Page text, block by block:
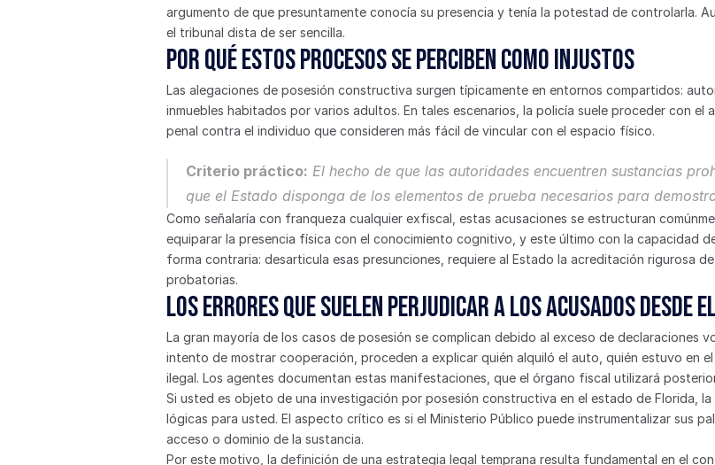
argumento de que presuntamente conocía su presencia y tenía la potestad de controlarla.
el tribunal dista de ser sencilla.
Por qué estos procesos se perciben como injustos
Las alegaciones de posesión constructiva surgen típicamente en entornos compartidos:
inmuebles habitados por varios adultos. En tales escenarios, la policía suele proceder con
penal contra el individuo que consideren más fácil de vincular con el espacio físico.
Criterio práctico: El hecho de que las autoridades encuentren sustancias
que el Estado disponga de los elementos de prueba necesarios para
Como señalaría con franqueza cualquier exfiscal, estas acusaciones se estructuran
equiparar la presencia física con el conocimiento cognitivo, y este último con la capacidad
forma contraria: desarticula esas presunciones, requiere al Estado la acreditación rigurosa
probatorias.
Los errores que suelen perjudicar a los acusados desde
La gran mayoría de los casos de posesión se complican debido al exceso de declaraciones
intento de mostrar cooperación, proceden a explicar quién alquiló el auto, quién estuvo en
ilegal. Los agentes documentan estas manifestaciones, que el órgano fiscal utilizará
Si usted es objeto de una investigación por posesión constructiva en el estado de Florida,
lógicas para usted. El aspecto crítico es si el Ministerio Público puede instrumentalizar sus
acceso o dominio de la sustancia.
Por este motivo, la definición de una estrategia legal temprana resulta fundamental en el